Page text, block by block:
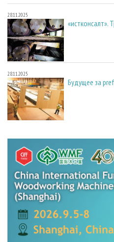
28.11.2025
«истконсалт».
28.11.2025
Будущее за